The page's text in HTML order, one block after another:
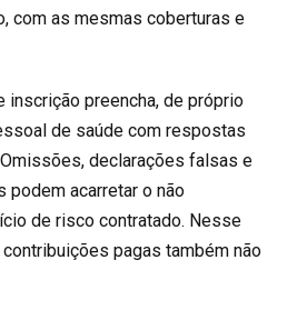
com as mesmas coberturas e
inscrição preencha, de próprio
de saúde com respostas
declarações falsas e
podem acarretar o não
de risco contratado. Nesse
pagas também não